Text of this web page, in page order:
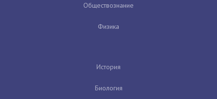
Обществознание
Физика
История
Биология